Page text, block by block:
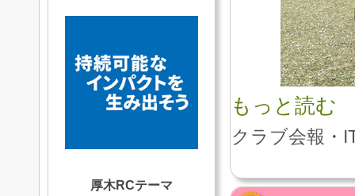
もっと読む
クラブ会報・
厚木RCテーマ